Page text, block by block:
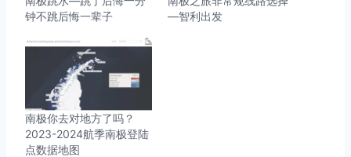
钟不跳后悔一辈子
—智利出发
南极你去对地方了吗？
2023-2024航季南极登陆
点数据地图